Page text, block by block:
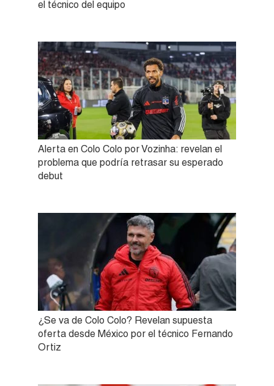
el técnico del equipo
Alerta en Colo Colo por Vozinha: revelan el
problema que podría retrasar su esperado
debut
¿Se va de Colo Colo? Revelan supuesta
oferta desde México por el técnico Fernando
Ortiz